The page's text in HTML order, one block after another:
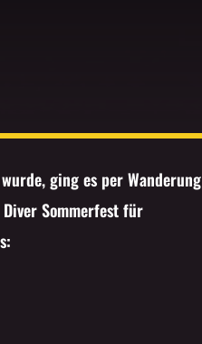
ging es per Wanderung
Sommerfest für